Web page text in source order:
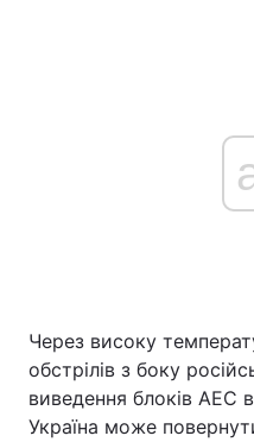
Через високу
обстрілів з боку
виведення блоків АЕС
Україна може